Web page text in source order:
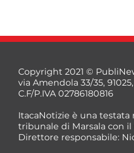
Copyright 2021 ©
via Amendola 33/35,
C.F/P.IVA 02786180816
ItacaNotizie è una testata
tribunale di Marsala con il
Direttore responsabile: